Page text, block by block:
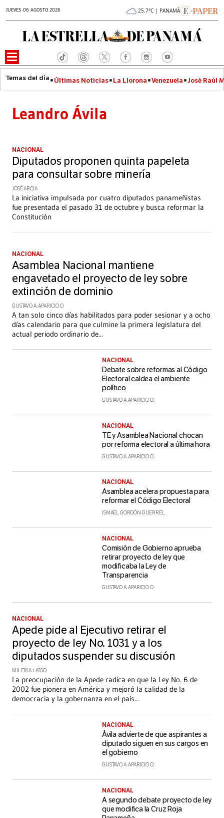
JUEVES 06 AGOSTO 2026 25.7°C | PANAMÁ
Últimas Noticias La Llorona Venezuela José Raúl
Leandro Ávila
NACIONAL
Diputados proponen quinta papeleta
para consultar sobre minería
JOSÉ ARCIA
La iniciativa impulsada por cuatro diputados panameñistas
fue presentada el pasado 31 de octubre y busca reformar la
Constitución
NACIONAL
Asamblea Nacional mantiene
engavetado el proyecto de ley sobre
extinción de dominio
GUSTAVO A. APARICIO O.
A tan solo cinco días habilitados para poder sesionar y a ocho
días calendario para que culmine la primera legislatura del
actual periodo ordinario de...
NACIONAL
Debate sobre reformas al Código
Electoral caldea el ambiente
político
GUSTAVO A. APARICIO O.
NACIONAL
TE y Asamblea Nacional chocan
por reforma electoral a última hora
GUSTAVO A. APARICIO O.
NACIONAL
Asamblea acelera propuesta para
reformar el Código Electoral
ISMAEL GORDÓN GUERREL
NACIONAL
Comisión de Gobierno aprueba
retirar proyecto de ley que
modificaba la Ley de
Transparencia
GUSTAVO A. APARICIO O.
NACIONAL
Apede pide al Ejecutivo retirar el
proyecto de ley No. 1031 y a los
diputados suspender su discusión
MILEIKA LASSO
La preocupación de la Apede radica en que la Ley No. 6 de
2002 fue pionera en América y mejoró la calidad de la
democracia y la gobernanza en el país...
NACIONAL
Ávila advierte de que aspirantes a
diputado siguen en sus cargos en
el gobierno
GUSTAVO A. APARICIO O.
NACIONAL
A segundo debate proyecto de ley
que modifica la Cruz Roja